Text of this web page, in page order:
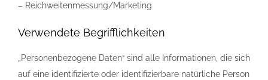
– Reichweitenmessung/Marketing
Verwendete Begrifflichkeiten
„Personenbezogene Daten“ sind alle Informationen, die sich
auf eine identifizierte oder identifizierbare natürliche Person